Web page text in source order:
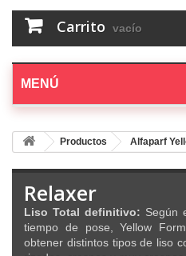
Carrito vacío
MENÚ
Productos Alfaparf
Relaxer
Liso Total definitivo: Según
tiempo de pose, Yellow
obtener distintos tipos de liso